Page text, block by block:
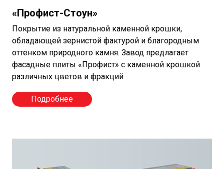
«Профист-Стоун»
Покрытие из натуральной каменной крошки,
обладающей зернистой фактурой и благородным
оттенком природного камня. Завод предлагает
фасадные плиты «Профист» с каменной крошкой
различных цветов и фракций
Подробнее